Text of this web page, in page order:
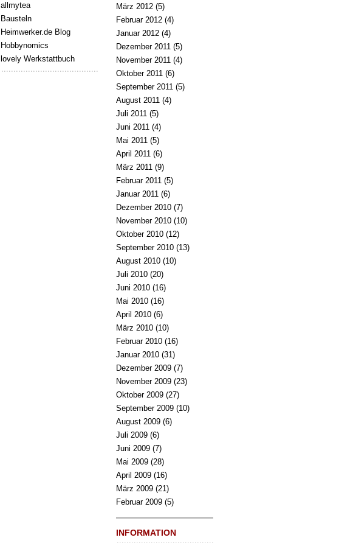
allmytea
Bausteln
Heimwerker.de Blog
Hobbynomics
lovely Werkstattbuch
März 2012 (5)
Februar 2012 (4)
Januar 2012 (4)
Dezember 2011 (5)
November 2011 (4)
Oktober 2011 (6)
September 2011 (5)
August 2011 (4)
Juli 2011 (5)
Juni 2011 (4)
Mai 2011 (5)
April 2011 (6)
März 2011 (9)
Februar 2011 (5)
Januar 2011 (6)
Dezember 2010 (7)
November 2010 (10)
Oktober 2010 (12)
September 2010 (13)
August 2010 (10)
Juli 2010 (20)
Juni 2010 (16)
Mai 2010 (16)
April 2010 (6)
März 2010 (10)
Februar 2010 (16)
Januar 2010 (31)
Dezember 2009 (7)
November 2009 (23)
Oktober 2009 (27)
September 2009 (10)
August 2009 (6)
Juli 2009 (6)
Juni 2009 (7)
Mai 2009 (28)
April 2009 (16)
März 2009 (21)
Februar 2009 (5)
INFORMATION